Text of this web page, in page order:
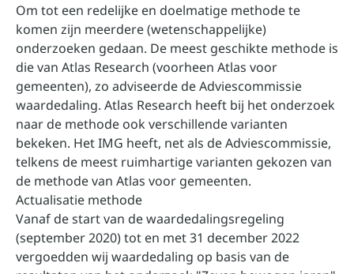
Om tot een redelijke en doelmatige methode te
komen zijn meerdere (wetenschappelijke)
onderzoeken gedaan. De meest geschikte methode is
die van Atlas Research (voorheen Atlas voor
gemeenten), zo adviseerde de Adviescommissie
waardedaling. Atlas Research heeft bij het onderzoek
naar de methode ook verschillende varianten
bekeken. Het IMG heeft, net als de Adviescommissie,
telkens de meest ruimhartige varianten gekozen van
de methode van Atlas voor gemeenten.
Actualisatie methode
Vanaf de start van de waardedalingsregeling
(september 2020) tot en met 31 december 2022
vergoedden wij waardedaling op basis van de